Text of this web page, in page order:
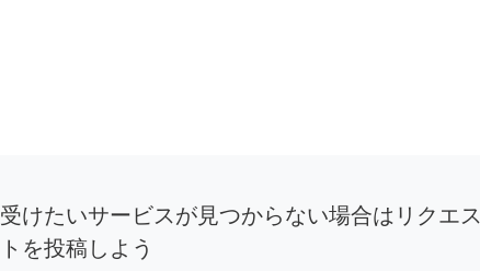
受けたいサービスが見つからない場合はリクエス
トを投稿しよう